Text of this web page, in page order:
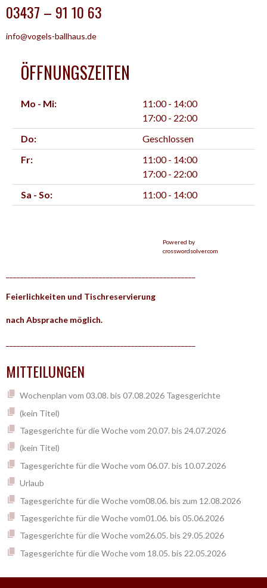
03437 – 91 10 63
info@vogels-ballhaus.de
ÖFFNUNGSZEITEN
Mo - Mi:
11:00 - 14:00
17:00 - 22:00
Do:
Geschlossen
Fr:
11:00 - 14:00
17:00 - 22:00
Sa - So:
11:00 - 14:00
Powered by
crosswordsolver.com
Feierlichkeiten und Tischreservierung
nach Absprache möglich.
MITTEILUNGEN
Wochenplan vom 03.08. bis 07.08.2026 Tagesgerichte
(kein Titel)
Tagesgerichte für die Woche vom 20.07. bis 24.07.2026
(kein Titel)
Tagesgerichte für die Woche vom 06.07. bis 10.07.2026
Urlaub
Tagesgerichte für die Woche vom08.06. bis zum 12.08.2026
Tagesgerichte für die Woche vom01.06. bis 05.06.2026
Tagesgerichte für die Woche vom26.05. bis 29.05.2026
Tagesgerichte für die Woche vom 18.05. bis 22.05.2026